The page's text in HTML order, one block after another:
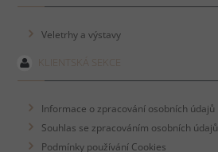
Veletrhy a výstavy
KLIENTSKÁ SEKCE
Informace o zpracování osobních údajů
Souhlas se zpracováním osobních údajů
Podmínky používání Cookies